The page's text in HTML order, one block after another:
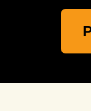
Rover
Фрилендер